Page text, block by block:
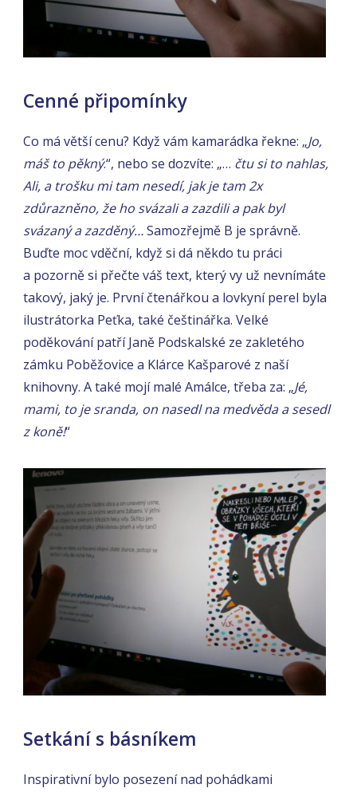
Cenné připomínky
Co má větší cenu? Když vám kamarádka řekne: „Jo,
máš to pěkný.“, nebo se dozvíte: „… čtu si to nahlas,
Ali, a trošku mi tam nesedí, jak je tam 2x
zdůrazněno, že ho svázali a zazdili a pak byl
svázaný a zazděný…Samozřejmě B je správně.
Buďte moc vděční, když si dá někdo tu práci
a pozorně si přečte váš text, který vy už nevnímáte
takový, jaký je. První čtenářkou a lovkyní perel byla
ilustrátorka Peťka, také češtinářka. Velké
poděkování patří Janě Podskalské ze zakletého
zámku Poběžovice a Klárce Kašparové z naší
knihovny. A také mojí malé Amálce, třeba za: „Jé,
mami, to je sranda, on nasedl na medvěda a sesedl
z koně!“
Setkání s básníkem
Inspirativní bylo posezení nad pohádkami